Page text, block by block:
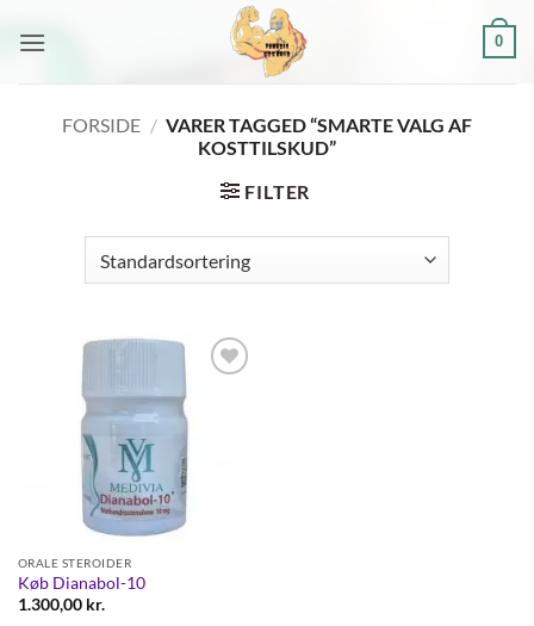
0
FORSIDE / VARER TAGGED “SMARTE VALG AF
KOSTTILSKUD”
FILTER
ORALE STEROIDER
Køb Dianabol-10
1.300,00 kr.